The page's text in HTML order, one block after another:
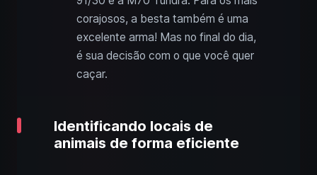
corajosos, a besta também é uma
excelente arma! Mas no final do dia,
é sua decisão com o que você quer
caçar.
Identificando locais de
animais de forma eficiente